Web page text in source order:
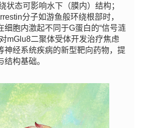
状态可影响水下（膜内）结构；
分子如游鱼般环绕根部时，
细胞内激起不同于G蛋白的“信号涟
mGlu8二聚体受体开发治疗焦虑
神经系统疾病的新型靶向药物，提
构基础。